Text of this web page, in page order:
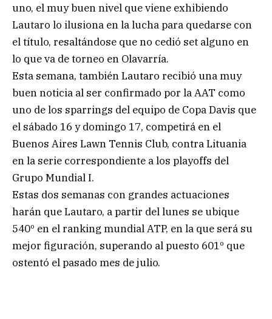
uno, el muy buen nivel que viene exhibiendo
Lautaro lo ilusiona en la lucha para quedarse con
el título, resaltándose que no cedió set alguno en
lo que va de torneo en Olavarría.
Esta semana, también Lautaro recibió una muy
buen noticia al ser confirmado por la AAT como
uno de los sparrings del equipo de Copa Davis que
el sábado 16 y domingo 17, competirá en el
Buenos Aires Lawn Tennis Club, contra Lituania
en la serie correspondiente a los playoffs del
Grupo Mundial I.
Estas dos semanas con grandes actuaciones
harán que Lautaro, a partir del lunes se ubique
540º en el ranking mundial ATP, en la que será su
mejor figuración, superando al puesto 601º que
ostentó el pasado mes de julio.